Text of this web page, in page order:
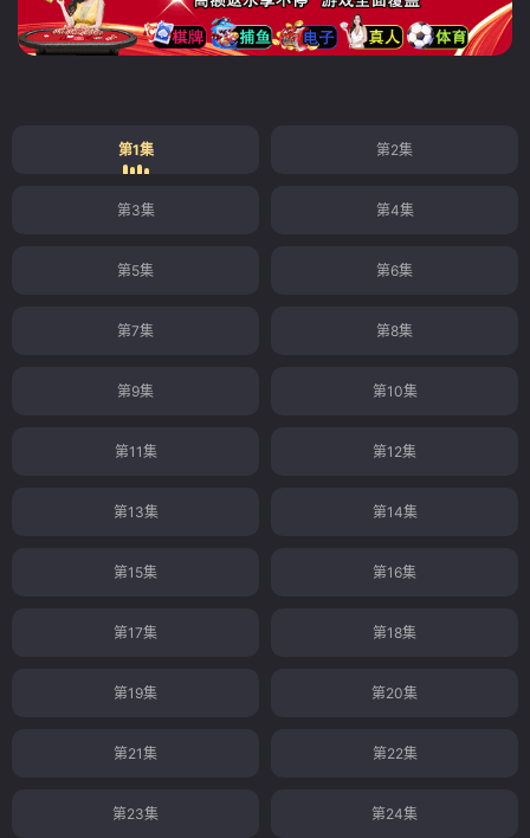
第1集 第2集
第3集 第4集
第5集 第6集
第7集 第8集
第9集 第10集
第11集 第12集
第13集 第14集
第15集 第16集
第17集 第18集
第19集 第20集
第21集 第22集
第23集 第24集